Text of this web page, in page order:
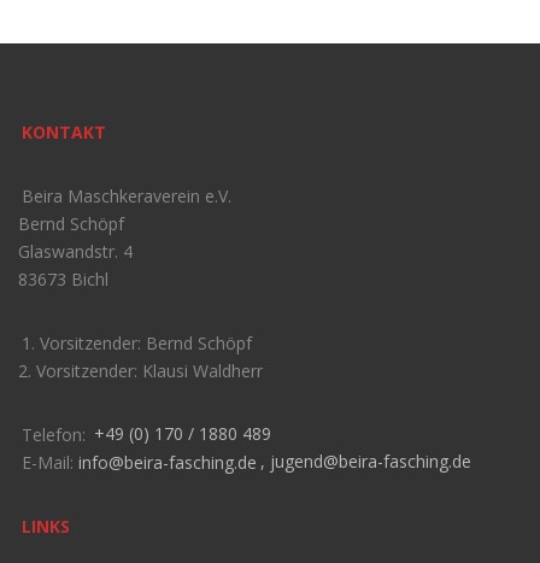
KONTAKT
Beira Maschkeraverein e.V.
Bernd Schöpf
Glaswandstr. 4
83673 Bichl
1. Vorsitzender: Bernd Schöpf
2. Vorsitzender: Klausi Waldherr
Telefon: +49 (0) 170 / 1880 489
E-Mail: info@beira-fasching.de , jugend@beira-fasching.de
LINKS